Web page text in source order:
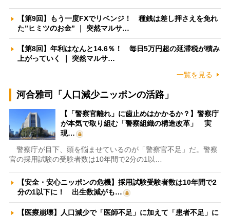
【第9回】もう一度FXでリベンジ！ 種銭は差し押さえを免れ
た”ヒミツのお金” ｜ 突然マルサ…
【第8回】年利はなんと14.6％！ 毎日5万円超の延滞税が積み
上がっていく ｜ 突然マルサ…
一覧を見る
河合雅司「人口減少ニッポンの活路」
【「警察官離れ」に歯止めはかかるか？】警察庁
が本気で取り組む「警察組織の構造改革」 実
現…
警察庁が目下、頭を悩ませているのが「警察官不足」だ。警察
官の採用試験の受験者数は10年間で2分の1以…
【安全・安心ニッポンの危機】採用試験受験者数は10年間で2
分の1以下に！ 出生数減がも…
【医療崩壊】人口減少で「医師不足」に加えて「患者不足」に